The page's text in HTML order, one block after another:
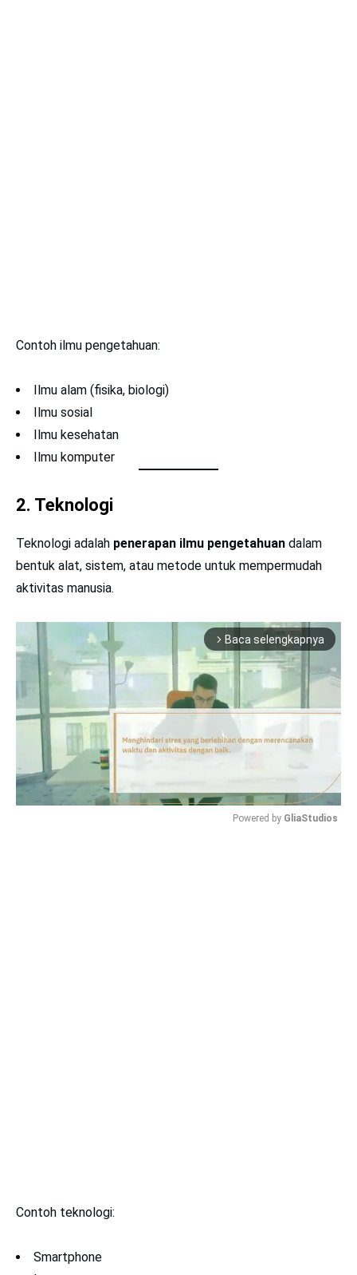
Contoh ilmu pengetahuan:
Ilmu alam (fisika, biologi)
Ilmu sosial
Ilmu kesehatan
Ilmu komputer
2. Teknologi
Teknologi adalah penerapan ilmu pengetahuan dalam
bentuk alat, sistem, atau metode untuk mempermudah
aktivitas manusia.
arrow_forward_ios Baca selengkapnya
Powered by GliaStudios
Contoh teknologi:
Smartphone